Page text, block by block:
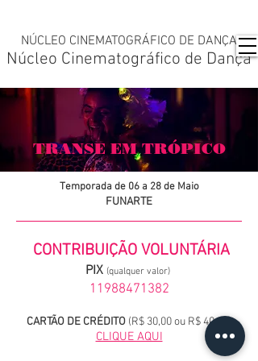
Núcleo Cinematográfico de Dança
NÚCLEO CINEMATOGRÁFICO DE DANÇA
TRANSE EM TRÓPICO
Temporada de 06 a 28 de Maio
FUNARTE
CONTRIBUIÇÃO VOLUNTÁRIA
PIX (qualquer valor)
11988471382
CARTÃO DE CRÉDITO (R$ 30,00 ou R$ 40,00)
CLIQUE AQUI